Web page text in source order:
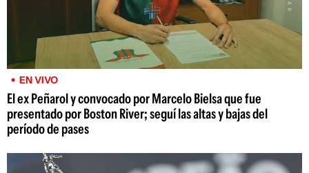
EN VIVO
El ex Peñarol y convocado por Marcelo Bielsa que fue
presentado por Boston River; seguí las altas y bajas del
período de pases